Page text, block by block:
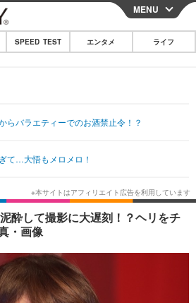
CLOSE
韓国・芸能
スポーツ
グルメ
ショッピング
MENU
SPEED TEST エンタメ ライフ
らバラエティーでのお酒禁止令！？
て…大悟もメロメロ！
酔して撮影に大遅刻！？ヘリをチ
・画像